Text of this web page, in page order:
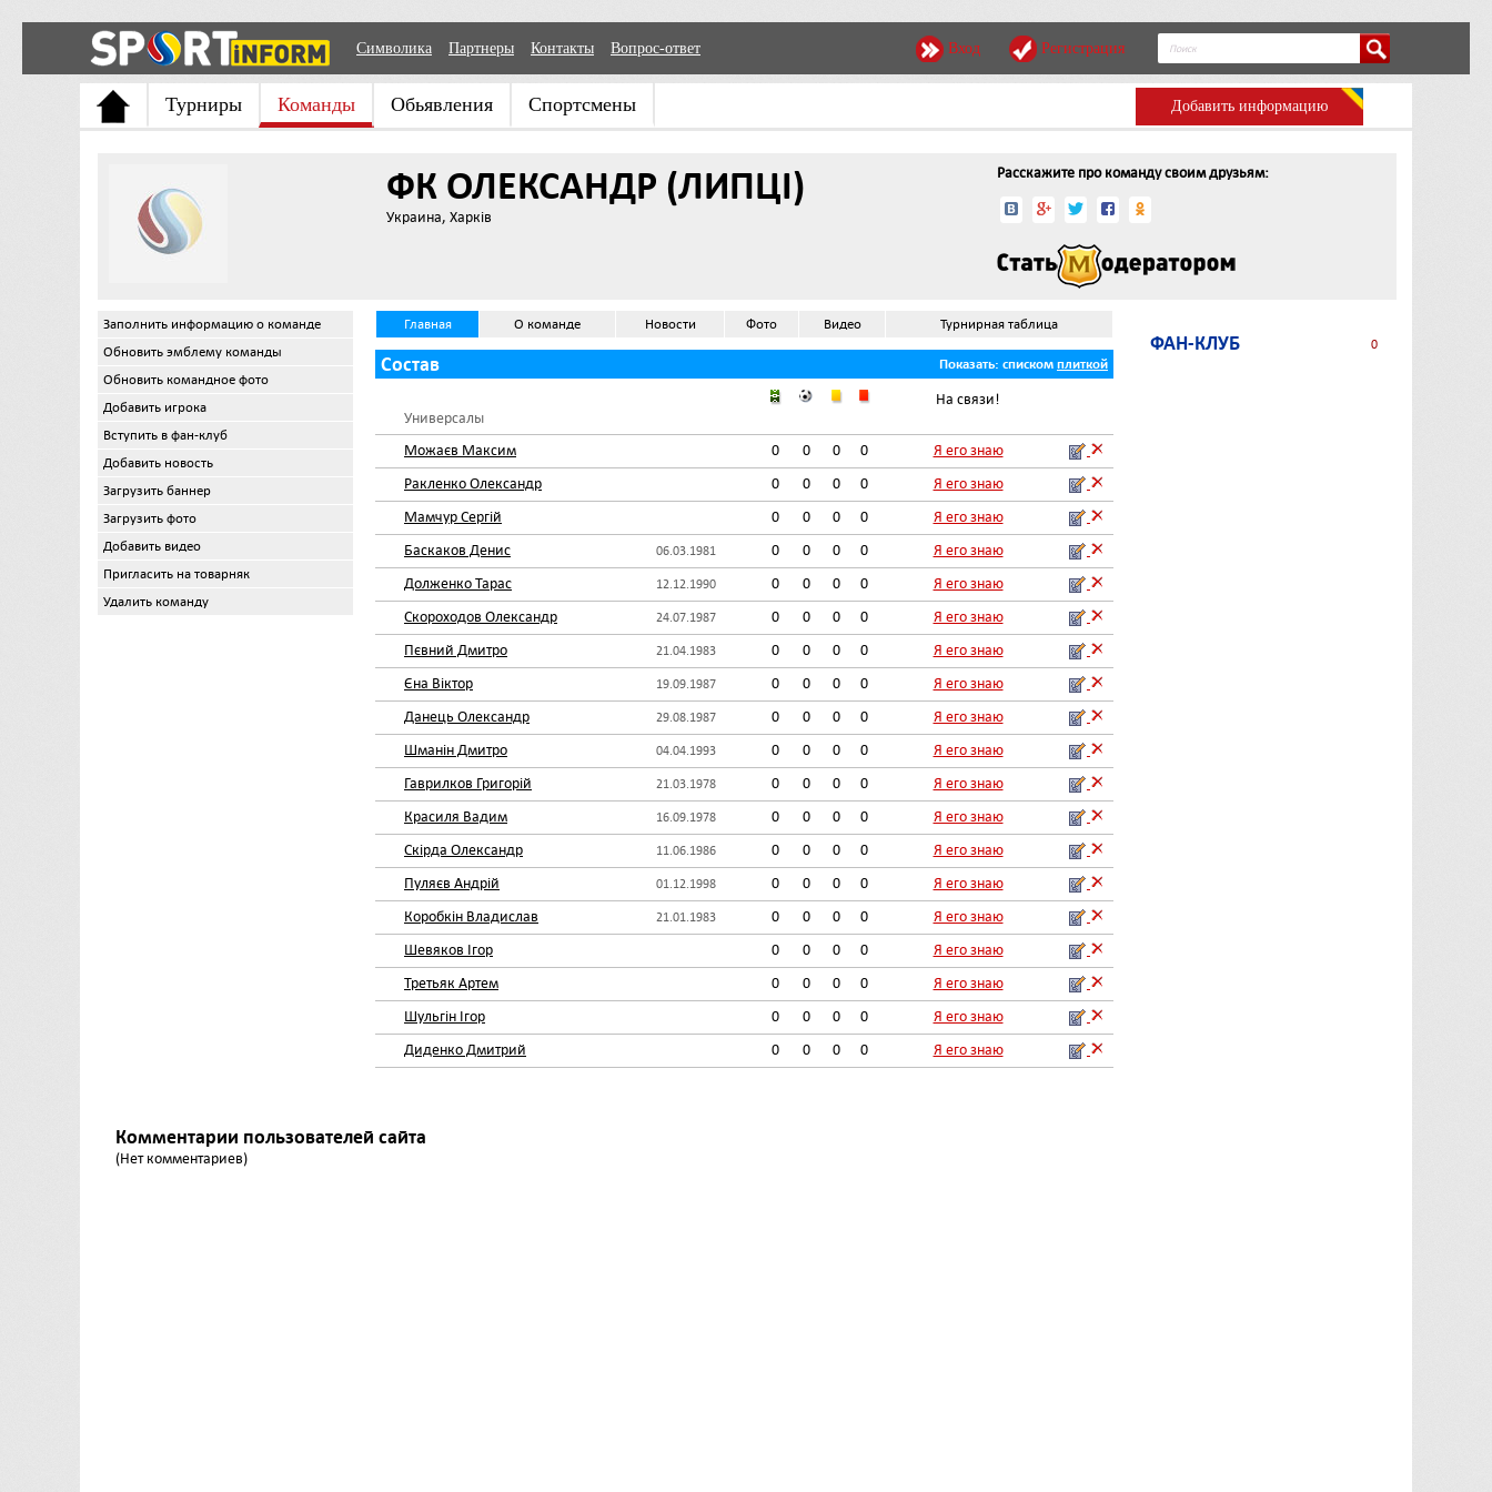
Символика Партнеры Контакты Вопрос-ответ Вход Регистрация
Турниры Команды Обьявления Спортсмены Добавить информацию
ФК ОЛЕКСАНДР (ЛИПЦІ)
Украина, Харків
Расскажите про команду своим друзьям:
Заполнить информацию о команде
Обновить эмблему команды
Обновить командное фото
Добавить игрока
Вступить в фан-клуб
Добавить новость
Загрузить баннер
Загрузить фото
Добавить видео
Пригласить на товарняк
Удалить команду
Главная О команде Новости Фото Видео Турнирная таблица
Состав Показать: списком плиткой
На связи!
Универсалы
Можаєв Максим
0 0 0 0
Я его знаю
Ракленко Олександр
0 0 0 0
Я его знаю
Мамчур Сергій
0 0 0 0
Я его знаю
Баскаков Денис
06.03.1981 0 0 0 0
Я его знаю
Долженко Тарас
12.12.1990 0 0 0 0
Я его знаю
Скороходов Олександр
24.07.1987 0 0 0 0
Я его знаю
Пєвний Дмитро
21.04.1983 0 0 0 0
Я его знаю
Єна Віктор
19.09.1987 0 0 0 0
Я его знаю
Данець Олександр
29.08.1987 0 0 0 0
Я его знаю
Шманін Дмитро
04.04.1993 0 0 0 0
Я его знаю
Гаврилков Григорій
21.03.1978 0 0 0 0
Я его знаю
Красиля Вадим
16.09.1978 0 0 0 0
Я его знаю
Скірда Олександр
11.06.1986 0 0 0 0
Я его знаю
Пуляєв Андрій
01.12.1998 0 0 0 0
Я его знаю
Коробкін Владислав
21.01.1983 0 0 0 0
Я его знаю
Шевяков Ігор
0 0 0 0
Я его знаю
Третьяк Артем
0 0 0 0
Я его знаю
Шульгін Ігор
0 0 0 0
Я его знаю
Диденко Дмитрий
0 0 0 0 Я его знаю
Комментарии пользователей сайта
(Нет комментариев)
ФАН-КЛУБ 0